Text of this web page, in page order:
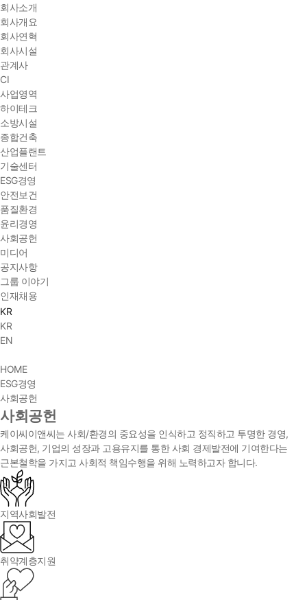
회사소개
회사개요
회사연혁
회사시설
관계사
CI
사업영역
하이테크
소방시설
종합건축
산업플랜트
기술센터
ESG경영
안전보건
품질환경
윤리경영
사회공헌
미디어
공지사항
그룹 이야기
인재채용
KR
KR
EN
HOME
ESG경영
사회공헌
사회공헌
케이씨이앤씨는 사회/환경의 중요성을 인식하고 정직하고 투명한 경영,
사회공헌, 기업의 성장과 고용유지를 통한 사회 경제발전에 기여한다는
근본철학을 가지고 사회적 책임수행을 위해 노력하고자 합니다.
지역사회발전
취약계층지원